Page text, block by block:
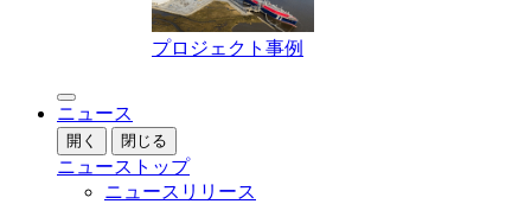
プロジェクト事例
ニュース
開く 閉じる
ニューストップ
ニュースリリース